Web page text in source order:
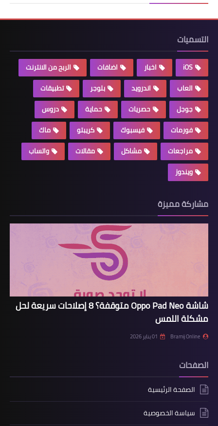
التسميات
iOS اخبار اضافات
الربح من الانترنت
العاب
اندرويد بلوجر
تطبيقات
جوجل
حصريات حماية
دروس
فورمات
فيسبوك كريبتو
ماك
مراجعات
مشاكل مقالات
واتساب
ويندوز
مشاركة مميزة
شاشة Oppo Pad Neo متوقفة؟ 8 إصلاحات سريعة لحل
مشكلة اللمس
Bramij Online 01 يناير 2026
الصفحات
الصفحة الرئيسية
سياسة الخصوصية